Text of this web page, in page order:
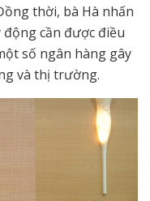
thời, bà Hà nhấn
cần được điều
số ngân hàng gây
và thị trường.